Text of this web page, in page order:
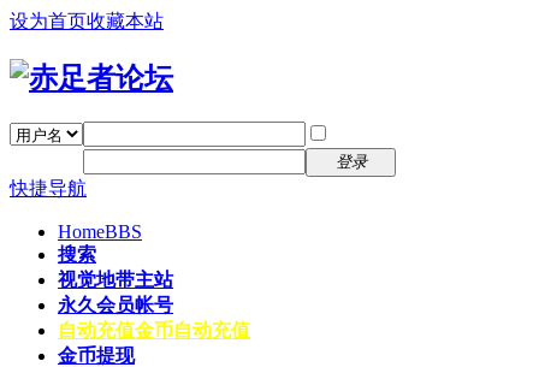
设为首页收藏本站
登录
快捷导航
HomeBBS
搜索
视觉地带主站
永久会员帐号
自动充值金币自动充值
金币提现